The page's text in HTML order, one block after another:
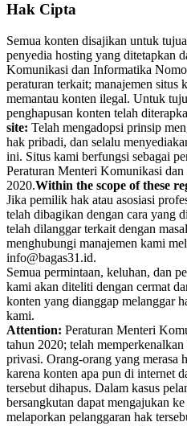
Hak Cipta
Semua konten disajikan untuk
penyedia hosting yang ditetapkan
Komunikasi dan Informatika
peraturan terkait; manajemen
memantau konten ilegal. Untuk
penghapusan konten telah
site: Telah mengadopsi prinsip
hak pribadi, dan selalu
ini. Situs kami berfungsi sebagai
Peraturan Menteri Komunikasi
2020.Within the scope of these
Jika pemilik hak atau asosiasi
telah dibagikan dengan cara yang
telah dilanggar terkait dengan
menghubungi manajemen kami
info@bagas31.id.
Semua permintaan, keluhan, dan
kami akan diteliti dengan cermat
konten yang dianggap melanggar
kami.
Attention: Peraturan Menteri
tahun 2020; telah
privasi. Orang-orang yang merasa
karena konten apa pun di internet
tersebut dihapus. Dalam kasus
bersangkutan dapat mengajukan
melaporkan pelanggaran hak